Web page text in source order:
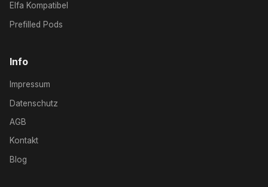
Elfa Kompatibel
Prefilled Pods
Info
Impressum
Datenschutz
AGB
Kontakt
Blog